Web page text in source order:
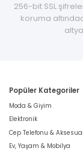
256-bit SSL
koruma
Popüler Kategoriler
Moda & Giyim
Elektronik
Cep Telefonu &
Ev, Yaşam & Mobilya